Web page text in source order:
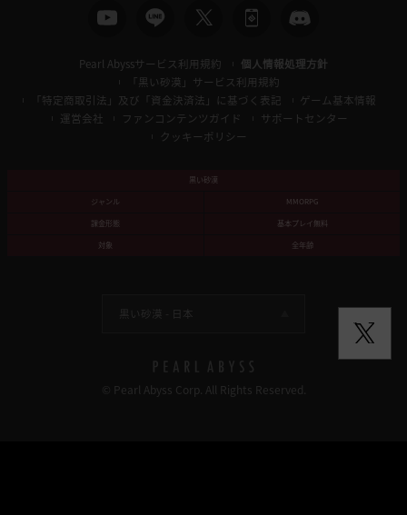
Pearl Abyssサービス利用規約
個人情報処理方針
「黒い砂漠」サービス利用規約
「特定商取引法」及び「資金決済法」に基づく表記
ゲーム基本情報
運営会社
ファンコンテンツガイド
サポートセンター
クッキーポリシー
黒い砂漠
ジャンル
MMORPG
課金形態
基本プレイ無料
対象
全年齢
黒い砂漠 - 日本
© Pearl Abyss Corp. All Rights Reserved.